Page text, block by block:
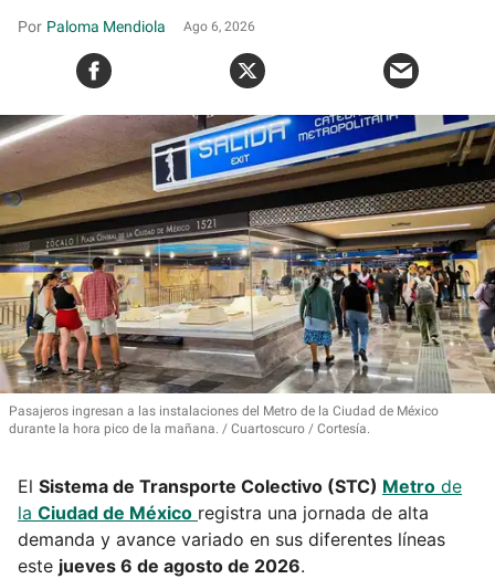
Paloma Mendiola Ago 6, 2026
Pasajeros ingresan a las instalaciones del Metro de la Ciudad de México
durante la hora pico de la mañana.
Cuartoscuro / Cortesía.
El Sistema de Transporte Colectivo (STC) Metro de
la Ciudad de México registra una jornada de alta
demanda y avance variado en sus diferentes líneas
este jueves 6 de agosto de 2026.